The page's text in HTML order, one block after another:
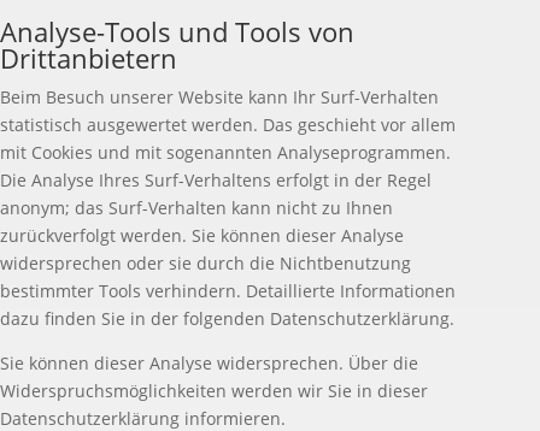
Analyse-Tools und Tools von
Drittanbietern
Beim Besuch unserer Website kann Ihr Surf-Verhalten
statistisch ausgewertet werden. Das geschieht vor allem
mit Cookies und mit sogenannten Analyseprogrammen.
Die Analyse Ihres Surf-Verhaltens erfolgt in der Regel
anonym; das Surf-Verhalten kann nicht zu Ihnen
zurückverfolgt werden. Sie können dieser Analyse
widersprechen oder sie durch die Nichtbenutzung
bestimmter Tools verhindern. Detaillierte Informationen
dazu finden Sie in der folgenden Datenschutzerklärung.
Sie können dieser Analyse widersprechen. Über die
Widerspruchsmöglichkeiten werden wir Sie in dieser
Datenschutzerklärung informieren.